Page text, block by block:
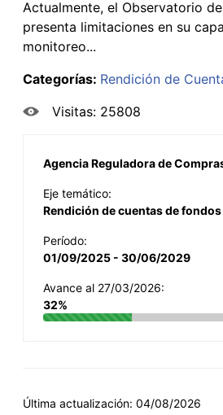
Actualmente, el Observatorio
presenta limitaciones en su
monitoreo...
Categorías: Rendición de
Visitas: 25808
Agencia Reguladora de
Eje temático:
Rendición de cuentas de
Período:
01/09/2025 - 30/06/2029
Avance al 27/03/2026:
32%
Última actualización: 04/08/2026